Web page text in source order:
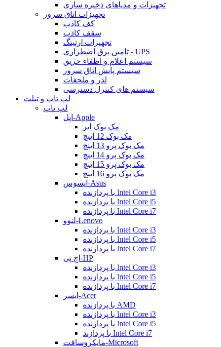
تجهیزات و مدیاهای ذخیره سازی
تجهیزات اتاق سرور
کف کاذب
سقف کاذب
تجهیزات ارتینگ
تامین برق اضطراری - UPS
سیستم اعلام و اطفاء حریق
سیستم پایش اتاق سرور
لدر و ملحقات
سیستم های کنترل دسترسی
لپ تاپ و تبلت
لپ تاپ
اپل-Apple
مک بوک ایر
مک بوک 12 اینچ
مک بوک پرو 13 اینچ
مک بوک پرو 14 اینچ
مک بوک پرو 15 اینچ
مک بوک پرو 16 اینچ
ایسوس-Asus
با پردازنده Intel Core i3
با پردازنده Intel Core i5
با پردازنده Intel Core i7
لنوو-Lenovo
با پردازنده Intel Core i3
با پردازنده Intel Core i5
با پردازنده Intel Core i7
اچ پی-HP
با پردازنده Intel Core i3
با پردازنده Intel Core i5
با پردازنده Intel Core i7
ایسر-Acer
با پردازنده AMD
با پردازنده Intel Core i3
با پردازنده Intel Core i5
با پردازند Intel Core i7
مایکروسافت-Microsoft